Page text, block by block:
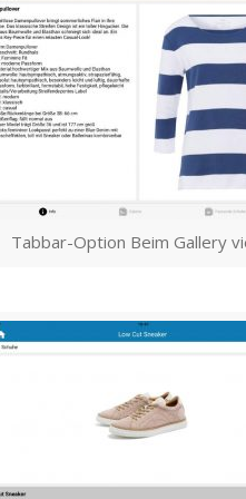
Tabbar-Option Beim Gallery